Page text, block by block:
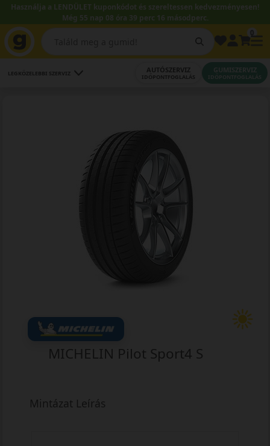
Használja a LENDÜLET kuponkódot és szereltessen kedvezményesen!
Még 55 nap 08 óra 39 perc 15 másodperc.
LEGKÖZELEBBI SZERVIZ AUTÓSZERVIZ
IDŐPONTFOGLALÁS
GUMISZERVIZ
IDŐPONTFOGLALÁS
MICHELIN Pilot Sport4 S
Mintázat Leírás